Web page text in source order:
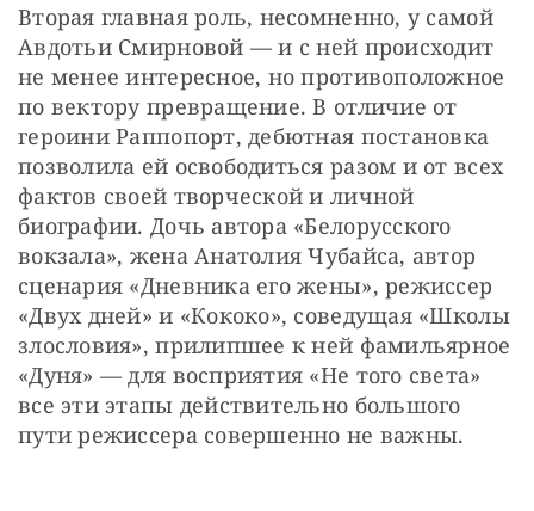
Вторая главная роль, несомненно, у самой
Авдотьи Смирновой — и с ней происходит
не менее интересное, но противоположное
по вектору превращение. В отличие от
героини Раппопорт, дебютная постановка
позволила ей освободиться разом и от всех
фактов своей творческой и личной
биографии. Дочь автора «Белорусского
вокзала», жена Анатолия Чубайса, автор
сценария «Дневника его жены», режиссер
«Двух дней» и «Кококо», соведущая «Школы
злословия», прилипшее к ней фамильярное
«Дуня» — для восприятия «Не того света»
все эти этапы действительно большого
пути режиссера совершенно не важны.